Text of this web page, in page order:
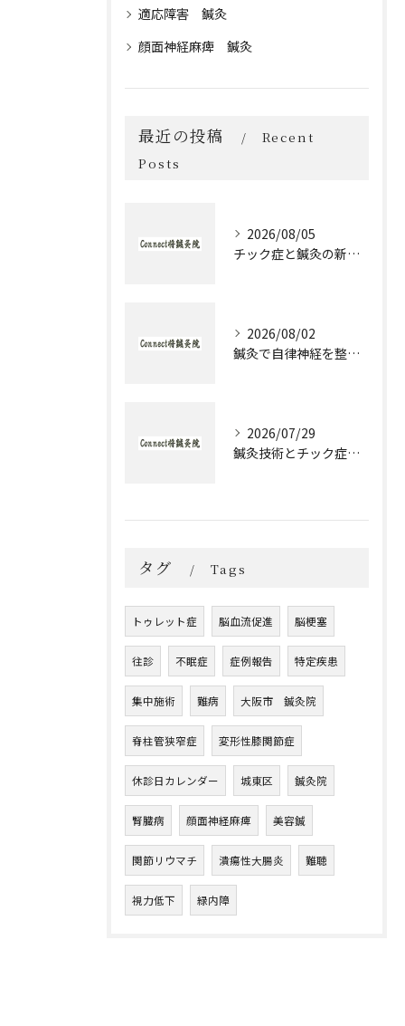
適応障害 鍼灸
顔面神経麻痺 鍼灸
最近の投稿
Recent
Posts
2026/08/05
チック症と鍼灸の新作治療体験談とセルフケア実践ガイド
2026/08/02
鍼灸で自律神経を整える発達障害のための実践アプローチ
2026/07/29
鍼灸技術とチック症治療の実際と大阪府大阪市城東区森之宮で選ぶ理由
タグ Tags
トゥレット症 脳血流促進 脳梗塞
往診 不眠症 症例報告 特定疾患
集中施術 難病 大阪市 鍼灸院
脊柱管狭窄症 変形性膝関節症
休診日カレンダー 城東区 鍼灸院
腎臓病 顔面神経麻痺 美容鍼
関節リウマチ 潰瘍性大腸炎 難聴
視力低下 緑内障